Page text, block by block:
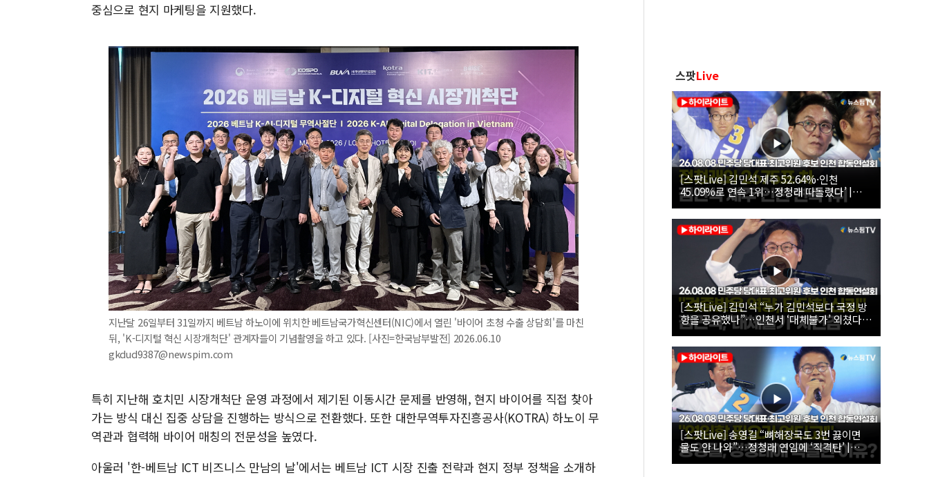
중심으로 현지 마케팅을 지원했다.
지난달 26일부터 31일까지 베트남 하노이에 위치한 베트남국가혁신센터(NIC)에서 열린 '바이어 초청 수출 상담회'를 마친
뒤, 'K-디지털 혁신 시장개척단' 관계자들이 기념촬영을 하고 있다. [사진=한국남부발전] 2026.06.10
gkdud9387@newspim.com
특히 지난해 호치민 시장개척단 운영 과정에서 제기된 이동시간 문제를 반영해, 현지 바이어를 직접 찾아
가는 방식 대신 집중 상담을 진행하는 방식으로 전환했다. 또한 대한무역투자진흥공사(KOTRA) 하노이 무
역관과 협력해 바이어 매칭의 전문성을 높였다.
아울러 '한-베트남 ICT 비즈니스 만남의 날'에서는 베트남 ICT 시장 진출 전략과 현지 정부 정책을 소개하
스팟Live
[스팟Live] 김민석 제주 52.64%·인천
45.09%로 연속 1위…정청래 따돌렸다’ |
26.08.08 더불어민주당 당대표·최고위원 후
보 인천 합동연설회
[스팟Live] 김민석 “누가 김민석보다 국정 방
향을 공유했나”…인천서 ‘대체불가’ 외쳤다 |
26.08.08 더불어민주당 당대표·최고위원 후
보 인천 합동연설회
[스팟Live] 송영길 “뼈해장국도 3번 끓이면
물도 안 나와”…정청래 연임에 ‘직격탄’ |
26.08.08 더불어민주당 당대표·최고위원 후